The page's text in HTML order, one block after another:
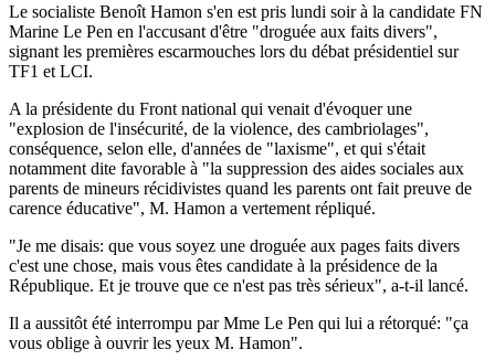
Le socialiste Benoît Hamon s'en est pris lundi soir à la candidate FN
Marine Le Pen en l'accusant d'être "droguée aux faits divers",
signant les premières escarmouches lors du débat présidentiel sur
TF1 et LCI.
A la présidente du Front national qui venait d'évoquer une
"explosion de l'insécurité, de la violence, des cambriolages",
conséquence, selon elle, d'années de "laxisme", et qui s'était
notamment dite favorable à "la suppression des aides sociales aux
parents de mineurs récidivistes quand les parents ont fait preuve de
carence éducative", M. Hamon a vertement répliqué.
"Je me disais: que vous soyez une droguée aux pages faits divers
c'est une chose, mais vous êtes candidate à la présidence de la
République. Et je trouve que ce n'est pas très sérieux", a-t-il lancé.
Il a aussitôt été interrompu par Mme Le Pen qui lui a rétorqué: "ça
vous oblige à ouvrir les yeux M. Hamon".